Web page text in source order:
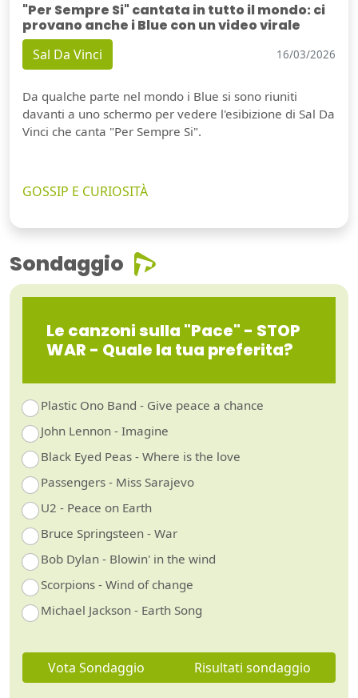
"Per Sempre Si" cantata in tutto il mondo: ci
provano anche i Blue con un video virale
Sal Da Vinci 16/03/2026
Da qualche parte nel mondo i Blue si sono riuniti
davanti a uno schermo per vedere l'esibizione di Sal Da
Vinci che canta "Per Sempre Si".
GOSSIP E CURIOSITÀ
Sondaggio
Le canzoni sulla "Pace" - STOP
WAR - Quale la tua preferita?
Plastic Ono Band - Give peace a chance
John Lennon - Imagine
Black Eyed Peas - Where is the love
Passengers - Miss Sarajevo
U2 - Peace on Earth
Bruce Springsteen - War
Bob Dylan - Blowin' in the wind
Scorpions - Wind of change
Michael Jackson - Earth Song
Vota Sondaggio Risultati sondaggio